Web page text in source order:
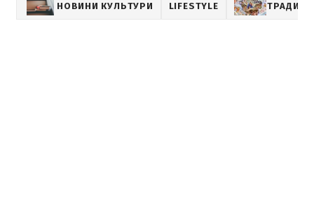
НОВИНИ КУЛЬТУРИ LIFESTYLE ТРАДИЦІЇ